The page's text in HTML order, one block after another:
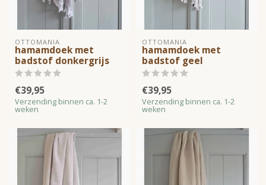
OTTOMANIA
hamamdoek met
badstof donkergrijs
€39,95
Verzending binnen ca. 1-2
weken
OTTOMANIA
hamamdoek met
badstof geel
€39,95
Verzending binnen ca. 1-2
weken